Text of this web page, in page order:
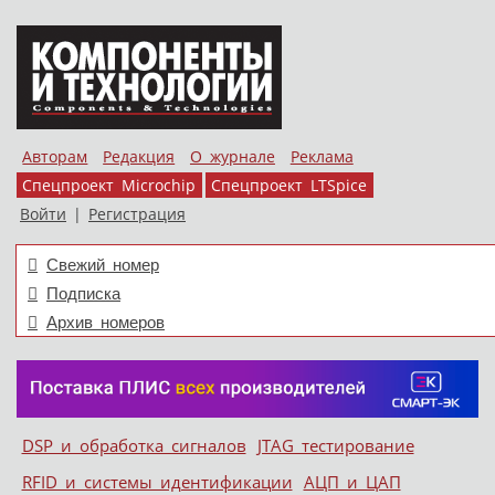
Авторам Редакция О журнале
Реклама
Спецпроект Microchip
Спецпроект LTSpice
Войти | Регистрация
Свежий номер
Подписка
Архив номеров
Меню
Skip to content
DSP и обработка сигналов JTAG тестирование
RFID и системы идентификации АЦП и ЦАП